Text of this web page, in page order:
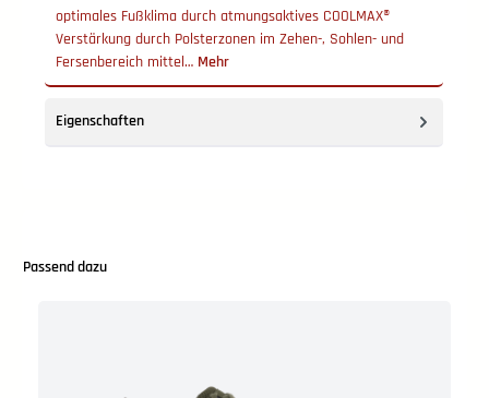
optimales Fußklima durch atmungsaktives COOLMAX®
Verstärkung durch Polsterzonen im Zehen-, Sohlen- und
Fersenbereich mittel… Mehr
Eigenschaften
Produktgalerie überspringen
Passend dazu